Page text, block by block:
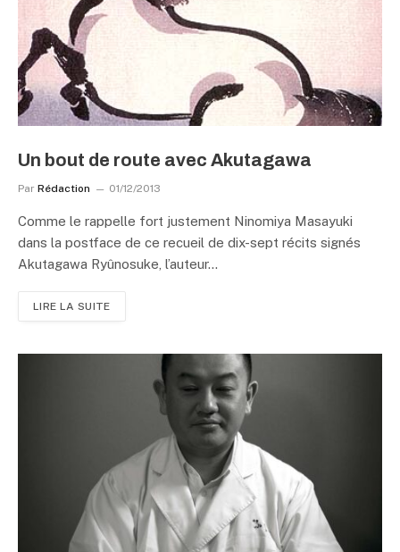
Un bout de route avec Akutagawa
Par Rédaction 01/12/2013
Comme le rappelle fort justement Ninomiya Masayuki
dans la postface de ce recueil de dix-sept récits signés
Akutagawa Ryûnosuke, l’auteur…
LIRE LA SUITE